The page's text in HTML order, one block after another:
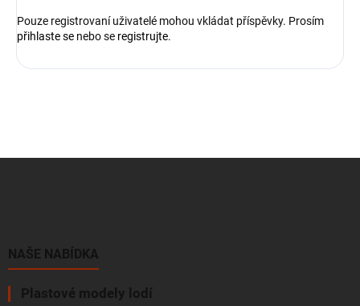
Pouze registrovaní uživatelé mohou vkládat příspěvky. Prosím
přihlaste se nebo se registrujte.
NAŠE NABÍDKA
Plastové modely lodí